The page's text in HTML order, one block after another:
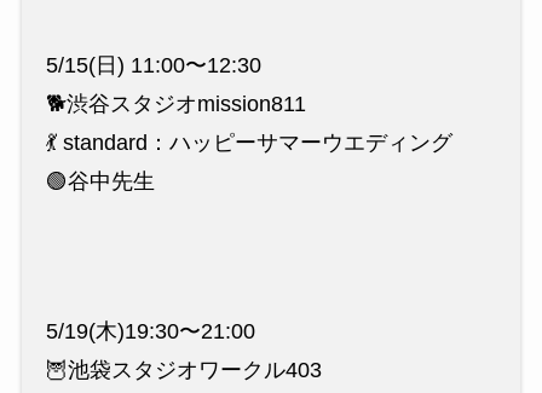
5/15(日) 11:00〜12:30
🐕渋谷スタジオmission811
💃 standard：ハッピーサマーウエディング
🟢谷中先生
5/19(木)19:30〜21:00
🦉池袋スタジオワークル403